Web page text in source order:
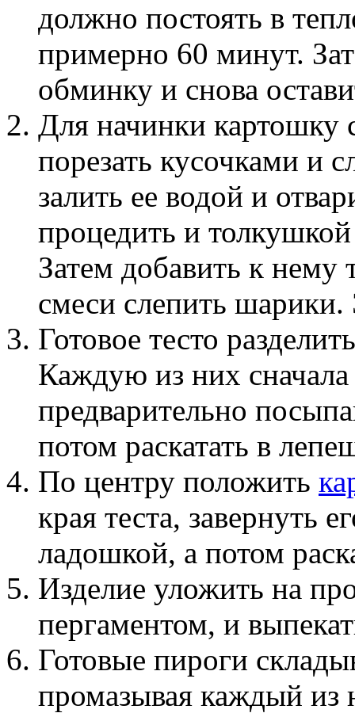
должно постоять в
примерно 60 минут.
обминку и снова
Для начинки картошку
порезать кусочками и
залить ее водой и
процедить и
Затем добавить к нему
смеси слепить шарики.
Готовое тесто
Каждую из них
предварительно
потом раскатать в
По центру положить
края теста, завернуть
ладошкой, а потом
Изделие уложить на
пергаментом, и
Готовые пироги
промазывая каждый из